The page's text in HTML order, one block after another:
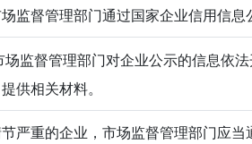
监督管理部门通过国家企业信用信息
监督管理部门对企业公示的信息依
供相关材料。
严重的企业，市场监督管理部门应当